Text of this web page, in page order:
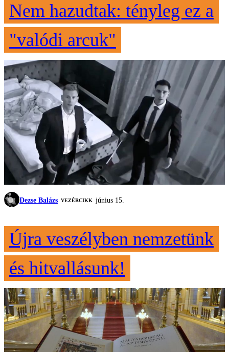
Nem hazudtak: tényleg ez a
"valódi arcuk"
Dezse Balázs VEZÉRCIKK június 15.
Újra veszélyben nemzetünk
és hitvallásunk!